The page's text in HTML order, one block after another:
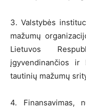
3. Valstybės
mažumų
Lietuvos
įgyvendinančios ir
tautinių mažumų
4. Finansavimas,